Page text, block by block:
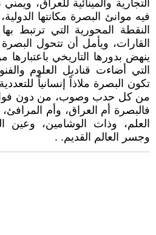
التجارية والمينائية للعراق،
فيه موانئ البصرة مكانتها
النقطة المحورية التي ترتبط
القارات، ويأمل أن تتحول
ينهض بدورها التاريخي باعتبارها
التي أضاءت قناديل العلوم
تكون البصرة ملاذاً إنسانياً
من كل حدب وصوب، من دون
فالبصرة أم العراق، وأم
العلم، وذات الوشامين، وعين
وجسر العالم القديم. .